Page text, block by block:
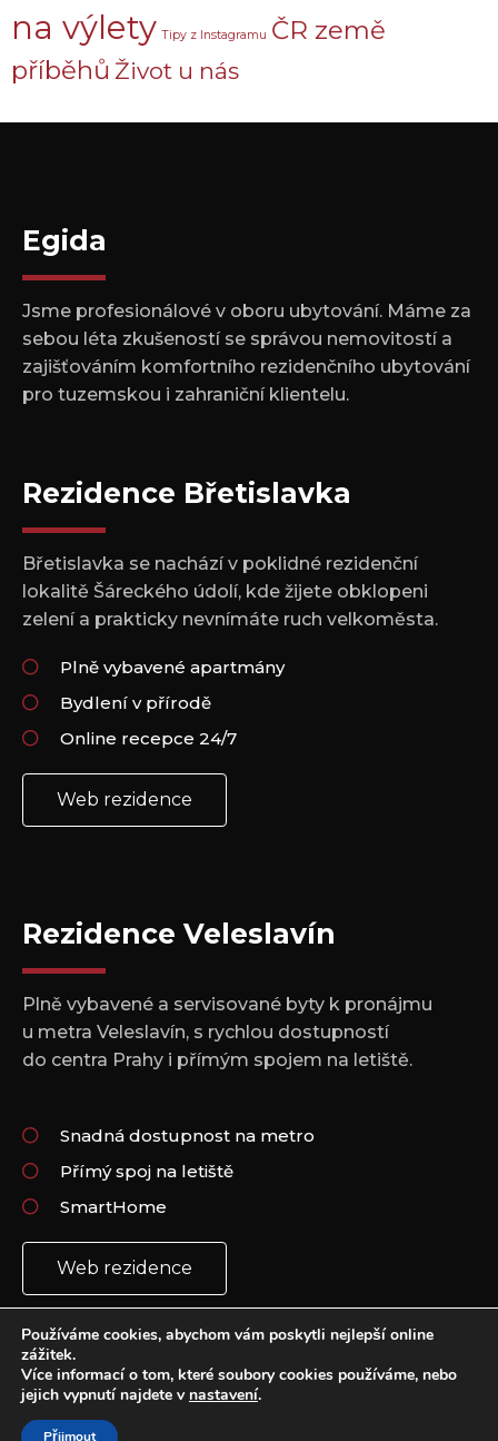
na výlety Tipy z Instagramu ČR země
příběhů Život u nás
Egida
Jsme profesionálové v oboru ubytování. Máme za
sebou léta zkušeností se správou nemovitostí a
zajišťováním komfortního rezidenčního ubytování
pro tuzemskou i zahraniční klientelu.
Rezidence Břetislavka
Břetislavka se nachází v poklidné rezidenční
lokalitě Šáreckého údolí, kde žijete obklopeni
zelení a prakticky nevnímáte ruch velkoměsta.
Plně vybavené apartmány
Bydlení v přírodě
Online recepce 24/7
Web rezidence
Rezidence Veleslavín
Plně vybavené a servisované byty k pronájmu
u metra Veleslavín, s rychlou dostupností
do centra Prahy i přímým spojem na letiště.
Snadná dostupnost na metro
Přímý spoj na letiště
SmartHome
Web rezidence
Copyright 2021 © All rights Reserved.
Vytvořil: Plus Design & Marketing
Používáme cookies, abychom vám poskytli nejlepší online
zážitek.
Více informací o tom, které soubory cookies používáme, nebo
jejich vypnutí najdete v nastavení.
Přijmout